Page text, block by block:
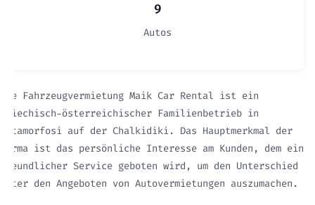
9
Autos
Die Fahrzeugvermietung Maik Car Rental ist ein
griechisch-österreichischer Familienbetrieb in
Metamorfosi auf der Chalkidiki. Das Hauptmerkmal der
Firma ist das persönliche Interesse am Kunden, dem ein
freundlicher Service geboten wird, um den Unterschied
unter den Angeboten von Autovermietungen auszumachen.